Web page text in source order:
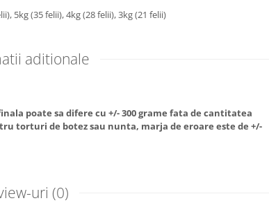
5kg (35 felii),4kg (28 felii),3kg (21 felii)
aditionale
poate sa difere cu +/- 300 grame fata de cantitatea
torturi de botez sau nunta, marja de eroare este de +/-
uri (0)